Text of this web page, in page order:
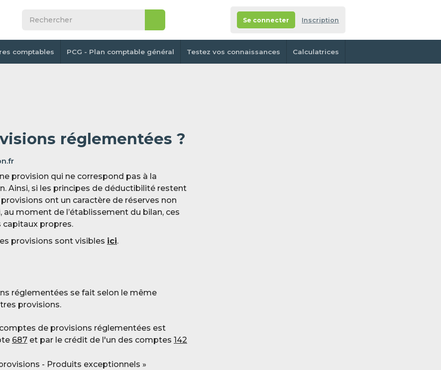
Se connecter Inscription
comptables PCG - Plan comptable général Testez vos connaissances Calculatrices
réglementées ?
provision qui ne correspond pas à la
Ainsi, si les principes de déductibilité restent
ont un caractère de réserves non
au moment de l’établissement du bilan, ces
capitaux propres.
provisions sont visibles ici.
réglementées se fait selon le même
provisions.
de provisions réglementées est
687 et par le crédit de l'un des comptes 142
- Produits exceptionnels »